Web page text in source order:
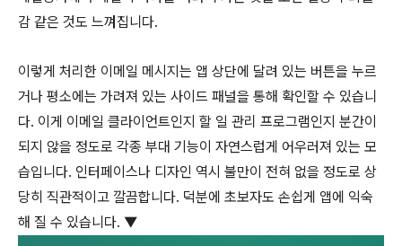
감 같은 것도 느껴집니다.
이렇게 처리한 이메일 메시지는 앱 상단에 달려 있는 버튼을 누르
거나 평소에는 가려져 있는 사이드 패널을 통해 확인할 수 있습니
다. 이게 이메일 클라이언트인지 할 일 관리 프로그램인지 분간이
되지 않을 정도로 각종 부대 기능이 자연스럽게 어우러져 있는 모
습입니다. 인터페이스나 디자인 역시 불만이 전혀 없을 정도로 상
당히 직관적이고 깔끔합니다. 덕분에 초보자도 손쉽게 앱에 익숙
해 질 수 있습니다. ▼